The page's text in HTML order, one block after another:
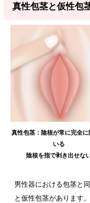
真性包茎と仮性包
真性包茎：陰核が常に完全に
いる
陰核を指で剥き出せな
男性器における包茎と
と仮性包茎があります